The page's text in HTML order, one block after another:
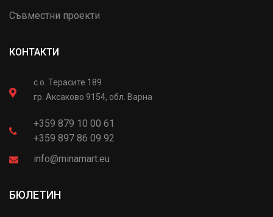
Съвместни проекти
КОНТАКТИ
с.о. Терасите 189
гр. Аксаково 9154, обл. Варна
+359 879 10 00 61
+359 897 86 09 92
info@minamart.eu
БЮЛЕТИН